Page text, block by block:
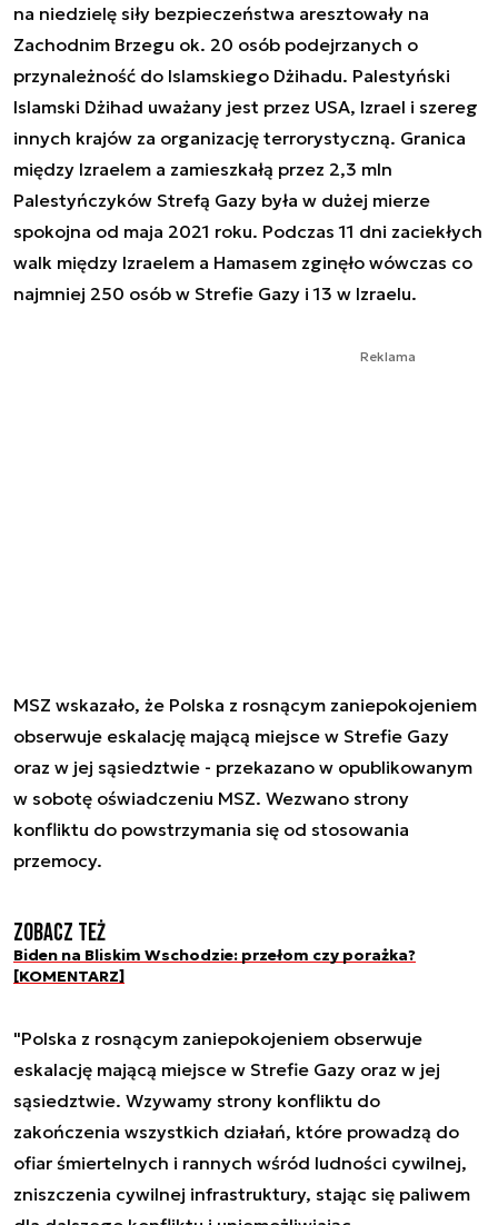
na niedzielę siły bezpieczeństwa aresztowały na
Zachodnim Brzegu ok. 20 osób podejrzanych o
przynależność do Islamskiego Dżihadu. Palestyński
Islamski Dżihad uważany jest przez USA, Izrael i szereg
innych krajów za organizację terrorystyczną. Granica
między Izraelem a zamieszkałą przez 2,3 mln
Palestyńczyków Strefą Gazy była w dużej mierze
spokojna od maja 2021 roku. Podczas 11 dni zaciekłych
walk między Izraelem a Hamasem zginęło wówczas co
najmniej 250 osób w Strefie Gazy i 13 w Izraelu.
Reklama
MSZ wskazało, że Polska z rosnącym zaniepokojeniem
obserwuje eskalację mającą miejsce w Strefie Gazy
oraz w jej sąsiedztwie - przekazano w opublikowanym
w sobotę oświadczeniu MSZ. Wezwano strony
konfliktu do powstrzymania się od stosowania
przemocy.
Zobacz też
Biden na Bliskim Wschodzie: przełom czy porażka?
[KOMENTARZ]
"Polska z rosnącym zaniepokojeniem obserwuje
eskalację mającą miejsce w Strefie Gazy oraz w jej
sąsiedztwie. Wzywamy strony konfliktu do
zakończenia wszystkich działań, które prowadzą do
ofiar śmiertelnych i rannych wśród ludności cywilnej,
zniszczenia cywilnej infrastruktury, stając się paliwem